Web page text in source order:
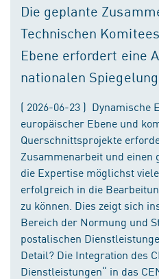
Die geplante
Technischen
Ebene erfordert eine
nationalen
( 2026-06-23 ) Dynamische
europäischer Ebene und
Querschnittsprojekte
Zusammenarbeit und einen
die Expertise möglichst
erfolgreich in die
zu können. Dies zeigt sich
Bereich der Normung und
postalischen
Detail? Die Integration des
Dienstleistungen“ in das